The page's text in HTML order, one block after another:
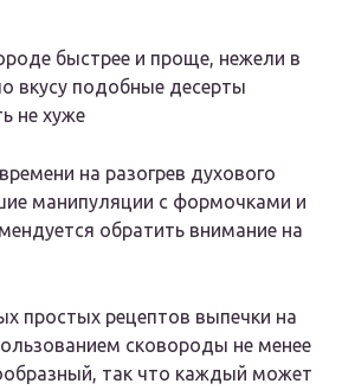
быстрее и проще, нежели в
вкусу подобные десерты
не хуже
на разогрев духового
манипуляции с формочками и
обратить внимание на
простых рецептов выпечки на
сковороды не менее
так что каждый может